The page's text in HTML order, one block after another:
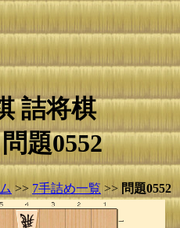
詰将棋
題0552
>> 7手詰め一覧 >> 問題0552